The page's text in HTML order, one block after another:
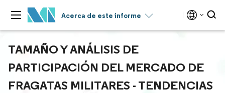
Acerca de este informe
TAMAÑO Y ANÁLISIS DE
PARTICIPACIÓN DEL MERCADO DE
FRAGATAS MILITARES - TENDENCIAS